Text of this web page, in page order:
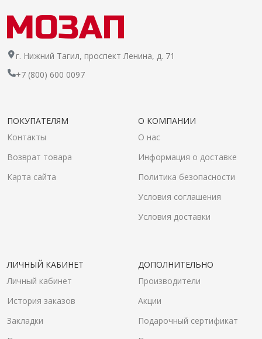
г. Нижний Тагил, проспект Ленина, д. 71
+7 (800) 600 0097
ПОКУПАТЕЛЯМ
Контакты
Возврат товара
Карта сайта
О КОМПАНИИ
О нас
Информация о доставке
Политика безопасности
Условия соглашения
Условия доставки
ЛИЧНЫЙ КАБИНЕТ
Личный кабинет
История заказов
Закладки
ДОПОЛНИТЕЛЬНО
Производители
Акции
Подарочный сертификат